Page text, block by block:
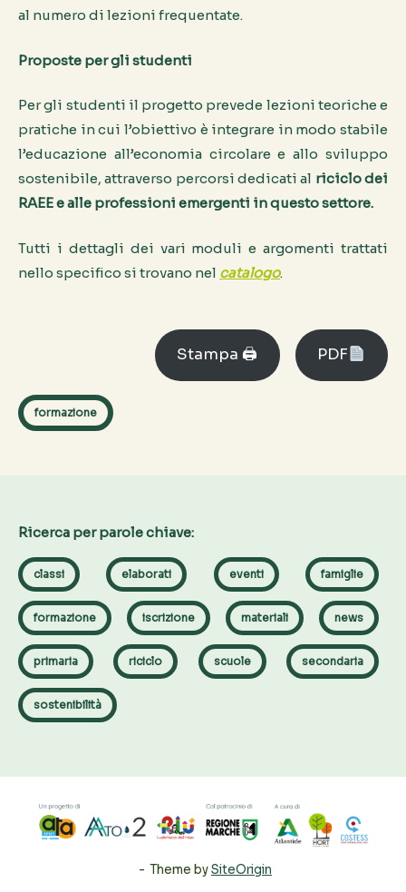
al numero di lezioni frequentate.
Proposte per gli studenti
Per gli studenti il progetto prevede lezioni teoriche e
pratiche in cui l’obiettivo è integrare in modo stabile
l’educazione all’economia circolare e allo sviluppo
sostenibile, attraverso percorsi dedicati al riciclo dei
RAEE e alle professioni emergenti in questo settore.
Tutti i dettagli dei vari moduli e argomenti trattati
nello specifico si trovano nel catalogo.
Stampa 🖨 PDF
formazione
Ricerca per parole chiave:
classi elaborati eventi famiglie
formazione iscrizione materiali news
primaria riciclo scuole secondaria
sostenibilità
Theme bySiteOrigin